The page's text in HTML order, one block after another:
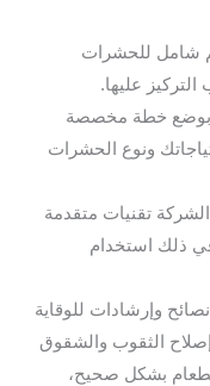
شامل للحشرات
عليها.
بوضع خطة مخصصة
ونوع الحشرات
تقنيات متقدمة
ذلك استخدام
وإرشادات للوقاية
الثقوب والشقوق
بشكل صحيح،